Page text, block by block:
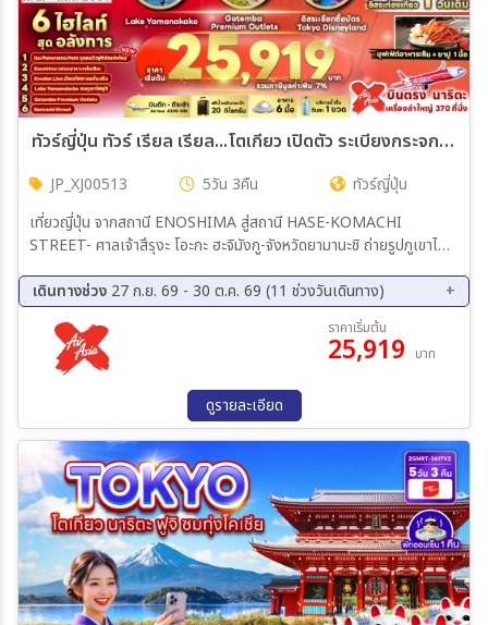
ทัวร์ญี่ปุ่น ทัวร์ เรียล เรียล...โตเกียว เปิดตัว ระเบียงกระจก 5วัน 3คืน (XJ)
JP_XJ00513 5วัน 3คืน
ทัวร์ญี่ปุ่น
เที่ยวญี่ปุ่น จากสถานี ENOSHIMA สู่สถานี HASE-KOMACHI
STREET- ศาลเจ้าสึรุงะ โอะกะ ฮะจิมังกู-จังหวัดยามานะชิ ถ่ายรูปภูเขาไฟ
GOTEMBA PREMIUM OUTLETS-IZU PANORAMA PARK (รวม
กระเช้า)-เมืองนาริตะ อิสระท่องเที่ยวเต็มวัน (ไม่มีรถบัสให้บริการ)
เดินทางช่วง 27 ก.ย. 69 - 30 ต.ค. 69 (11 ช่วงวันเดินทาง)
27 ก.ย. 69 - 01 ต.ค. 69
02 ต.ค. 69 - 06 ต.ค. 69
04 ต.ค. 69 - 08 ต.ค. 69
05 ต.ค. 69 - 09 ต.ค. 69
06 ต.ค. 69 - 10 ต.ค. 69
13 ต.ค. 69 - 17 ต.ค. 69
18 ต.ค. 69 - 22 ต.ค. 69
25 ต.ค. 69 - 29 ต.ค. 69
26 ต.ค. 69 - 30 ต.ค. 69
ราคาเริ่มต้น
25,919 บาท
ดูรายละเอียด